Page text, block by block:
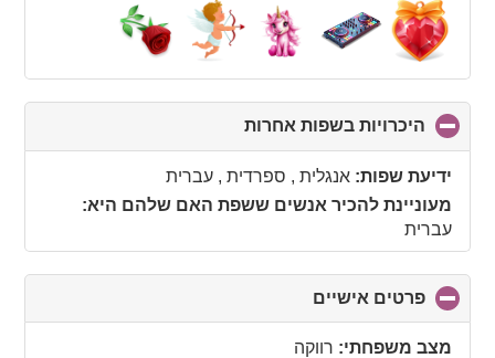
contents
היכרויות בשפות אחרות
to
collapse
ידיעת שפות: אנגלית , ספרדית , עברית
מעוניינת להכיר אנשים ששפת האם שלהם היא:
עברית
פרטים אישיים
to
collapse
מצב משפחתי: רווקה